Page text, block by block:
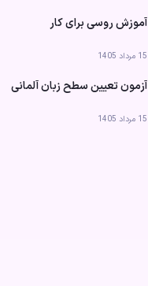
آموزش روسی برای کار
15 مرداد 1405
آزمون تعیین سطح زبان آلمانی
15 مرداد 1405